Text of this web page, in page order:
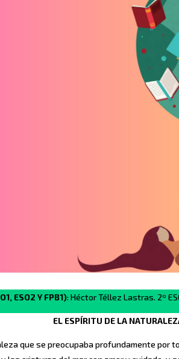
ESO2 Y FPB1): Héctor Téllez Lastras. 2º
EL ESPÍRITU DE LA
que se preocupaba profundamente por